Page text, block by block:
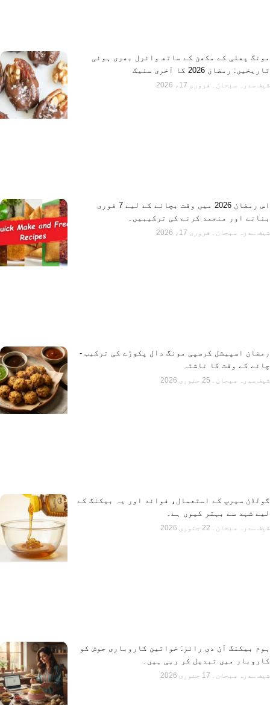
مونگ پھلی کے مکھن کے ساتھ وائرل بھری ہوئی
تاریخیں: رمضان 2026 کا آخری سنیک
شیف سدرہ سبحان فروری 17، 2026
اس رمضان 2026 میں وقت بچانے کے لیے 7 فوری
بنانے اور منجمد کرنے کی ترکیبیں۔
شیف سدرہ سبحان فروری 17، 2026
رمضان اسپیشل کرسپی مونگ دال پکوڑے کی ترکیب -
چائے کے وقت کا ناشتہ
شیف سدرہ سبحان
گولڈن سیرپ کے استعمال، فوائد اور یہ بیکنگ کے
لیے شہد سے بہتر کیوں ہے۔
شیف سدرہ سبحان
ہوم بیکنگ آن دی رائز: خواتین کاروباری جوش کو
کاروبار میں تبدیل کر رہی ہیں۔
شیف سدرہ سبحان